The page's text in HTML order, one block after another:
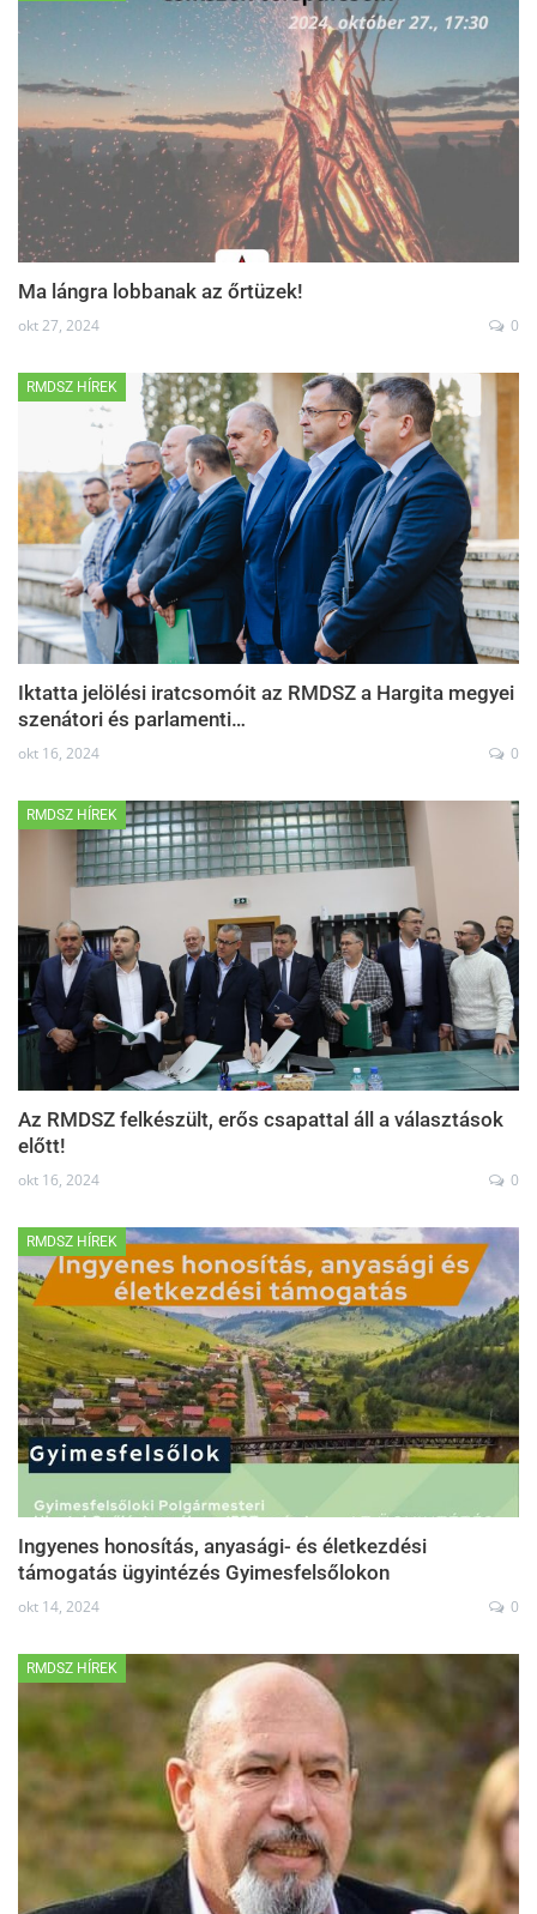
Ma lángra lobbanak az őrtüzek!
okt 27, 2024 0
RMDSZ HÍREK
Iktatta jelölési iratcsomóit az RMDSZ a Hargita megyei
szenátori és parlamenti…
okt 16, 2024 0
RMDSZ HÍREK
Az RMDSZ felkészült, erős csapattal áll a választások
előtt!
okt 16, 2024 0
RMDSZ HÍREK
Ingyenes honosítás, anyasági- és életkezdési
támogatás ügyintézés Gyimesfelsőlokon
okt 14, 2024 0
RMDSZ HÍREK